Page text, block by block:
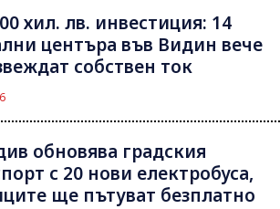
хил. лв. инвестиция: 14
центъра във Видин вече
собствен ток
обновява градския
с 20 нови електробуса,
ще пътуват безплатно